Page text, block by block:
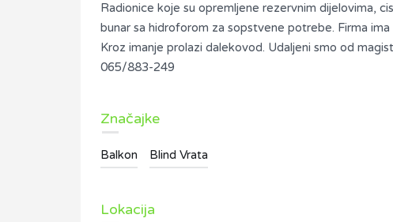
Radionice koje su opremljene rezervnim dijelovima,
bunar sa hidroforom za sopstvene potrebe. Firma
Kroz imanje prolazi dalekovod. Udaljeni smo od
065/883-249
Značajke
Balkon Blind Vrata
Lokacija